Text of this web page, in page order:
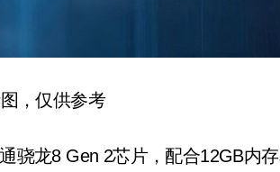
，仅供参考
龙8 Gen 2芯片，配合12GB内